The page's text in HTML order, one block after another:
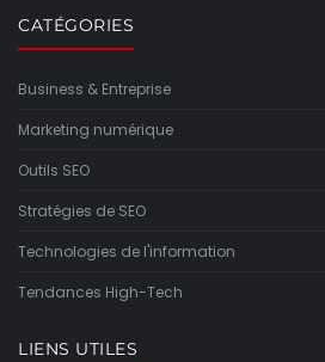
CATÉGORIES
Business & Entreprise
Marketing numérique
Outils SEO
Stratégies de SEO
Technologies de l'information
Tendances High-Tech
LIENS UTILES